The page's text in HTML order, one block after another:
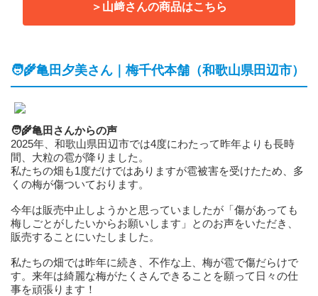
＞山﨑さんの商品はこちら
🧑‍🌾亀田夕美さん｜梅千代本舗（和歌山県田辺市）
🧑‍🌾亀田さんからの声
2025年、和歌山県田辺市では4度にわたって昨年よりも長時
間、大粒の雹が降りました。
私たちの畑も1度だけではありますが雹被害を受けたため、多
くの梅が傷ついております。
今年は販売中止しようかと思っていましたが「傷があっても
梅しごとがしたいからお願いします」とのお声をいただき、
販売することにいたしました。
私たちの畑では昨年に続き、不作な上、梅が雹で傷だらけで
す。来年は綺麗な梅がたくさんできることを願って日々の仕
事を頑張ります！